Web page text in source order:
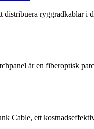
ryggradkablar i
är en fiberoptisk
Cable, ett